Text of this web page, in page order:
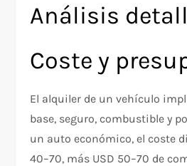
Análisis
Coste y
El alquiler de un vehículo
base, seguro, combustible y
un auto económico, el coste
40–70, más USD 50–70 de